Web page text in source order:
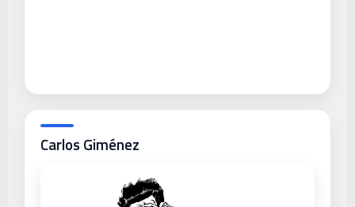
Carlos Giménez